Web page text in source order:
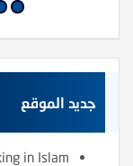
جديد الموقع
in Islam